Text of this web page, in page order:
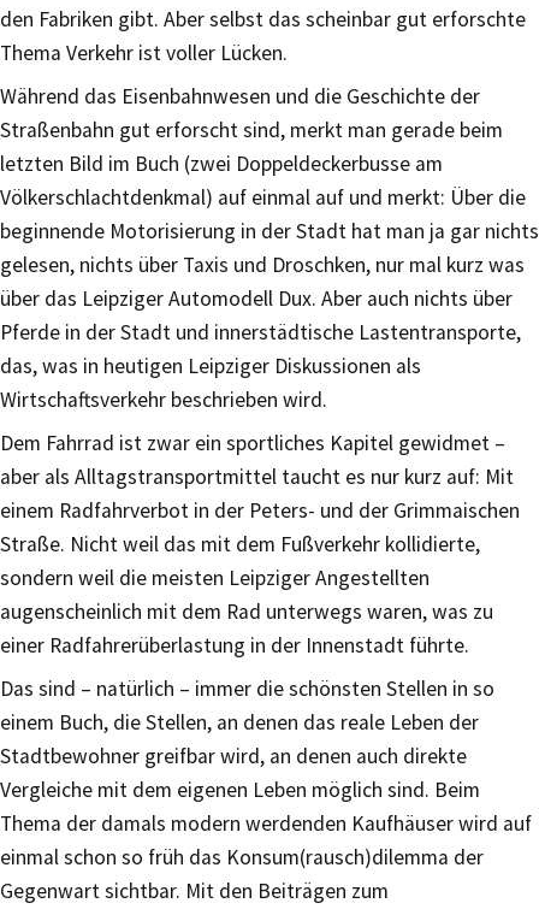
den Fabriken gibt. Aber selbst das scheinbar gut erforschte
Thema Verkehr ist voller Lücken.
Während das Eisenbahnwesen und die Geschichte der
Straßenbahn gut erforscht sind, merkt man gerade beim
letzten Bild im Buch (zwei Doppeldeckerbusse am
Völkerschlachtdenkmal) auf einmal auf und merkt: Über die
beginnende Motorisierung in der Stadt hat man ja gar nichts
gelesen, nichts über Taxis und Droschken, nur mal kurz was
über das Leipziger Automodell Dux. Aber auch nichts über
Pferde in der Stadt und innerstädtische Lastentransporte,
das, was in heutigen Leipziger Diskussionen als
Wirtschaftsverkehr beschrieben wird.
Dem Fahrrad ist zwar ein sportliches Kapitel gewidmet –
aber als Alltagstransportmittel taucht es nur kurz auf: Mit
einem Radfahrverbot in der Peters- und der Grimmaischen
Straße. Nicht weil das mit dem Fußverkehr kollidierte,
sondern weil die meisten Leipziger Angestellten
augenscheinlich mit dem Rad unterwegs waren, was zu
einer Radfahrerüberlastung in der Innenstadt führte.
Das sind – natürlich – immer die schönsten Stellen in so
einem Buch, die Stellen, an denen das reale Leben der
Stadtbewohner greifbar wird, an denen auch direkte
Vergleiche mit dem eigenen Leben möglich sind. Beim
Thema der damals modern werdenden Kaufhäuser wird auf
einmal schon so früh das Konsum(rausch)dilemma der
Gegenwart sichtbar. Mit den Beiträgen zum